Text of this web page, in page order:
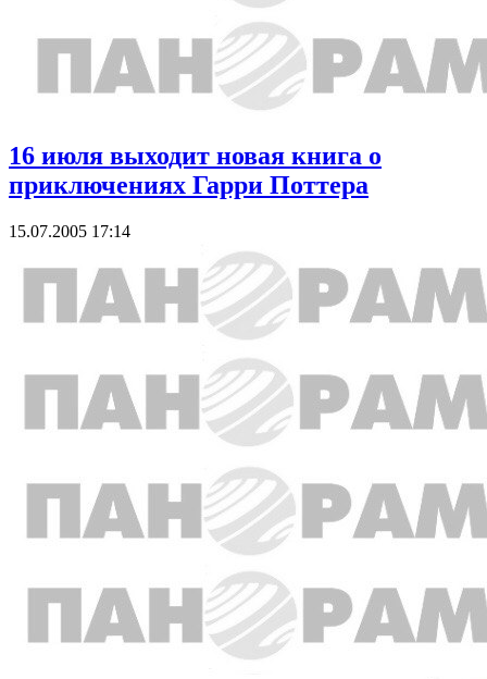
16 июля выходит новая книга о
приключениях Гарри Поттера
15.07.2005 17:14